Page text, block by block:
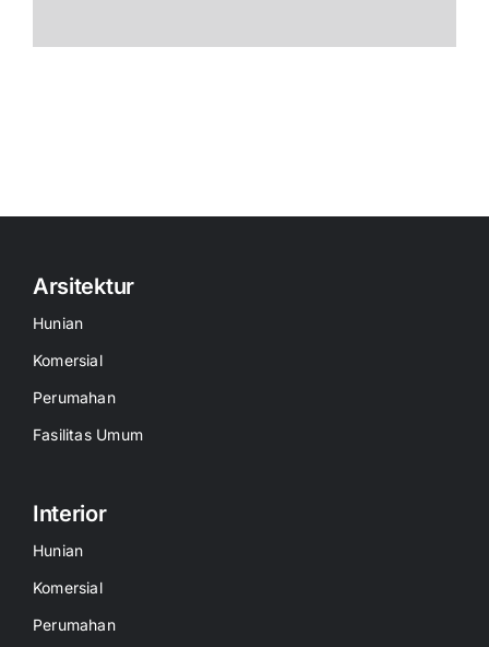
Arsitektur
Hunian
Komersial
Perumahan
Fasilitas Umum
Interior
Hunian
Komersial
Perumahan